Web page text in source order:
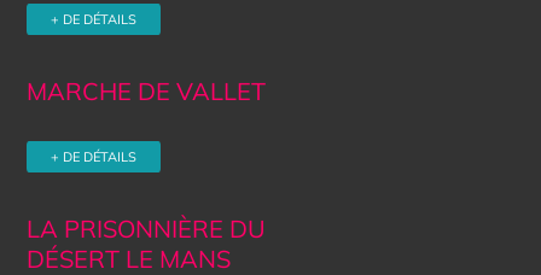
+ DE DÉTAILS
MARCHE DE VALLET
+ DE DÉTAILS
LA PRISONNIÈRE DU
DÉSERT LE MANS